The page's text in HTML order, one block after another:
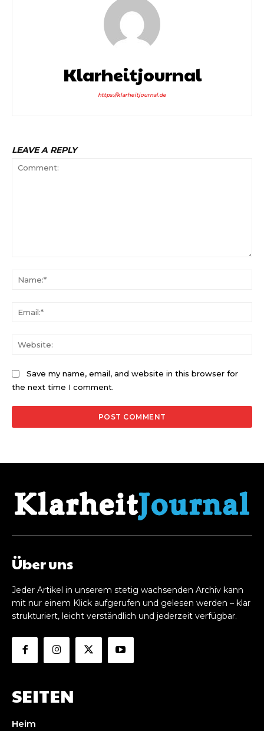
Klarheitjournal
https://klarheitjournal.de
LEAVE A REPLY
Save my name, email, and website in this browser for
the next time I comment.
Über uns
Jeder Artikel in unserem stetig wachsenden Archiv kann
mit nur einem Klick aufgerufen und gelesen werden – klar
strukturiert, leicht verständlich und jederzeit verfügbar.
SEITEN
Heim